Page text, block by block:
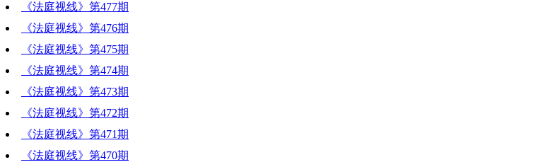
《法庭视线》第477期
《法庭视线》第476期
《法庭视线》第475期
《法庭视线》第474期
《法庭视线》第473期
《法庭视线》第472期
《法庭视线》第471期
《法庭视线》第470期